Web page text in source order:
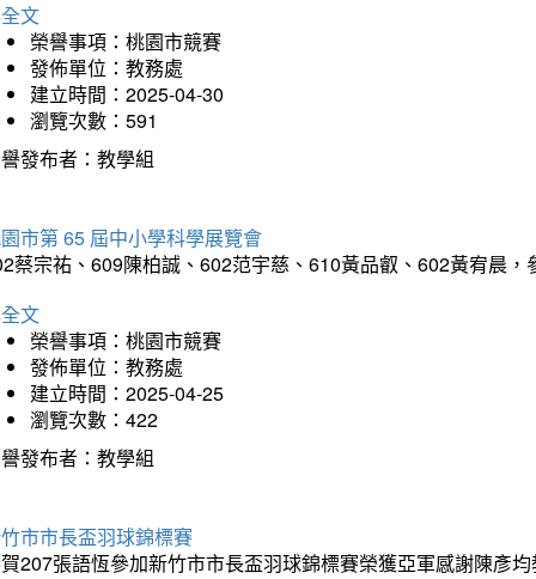
文
榮譽事項：桃園市競賽
發佈單位：教務處
建立時間：2025-04-30
瀏覽次數：591
發布者：教學組
市第 65 屆中小學科學展覽會
蔡宗祐、609陳柏誠、602范宇慈、610黃品叡、602黃宥晨
文
榮譽事項：桃園市競賽
發佈單位：教務處
建立時間：2025-04-25
瀏覽次數：422
發布者：教學組
市市長盃羽球錦標賽
207張語恆參加新竹市市長盃羽球錦標賽榮獲亞軍感謝陳彥